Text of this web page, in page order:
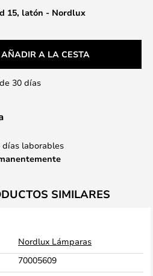
15, latón - Nordlux
AÑADIR A LA CESTA
30 días
laborables
SIMILARES
Nordlux Lámparas
70005609